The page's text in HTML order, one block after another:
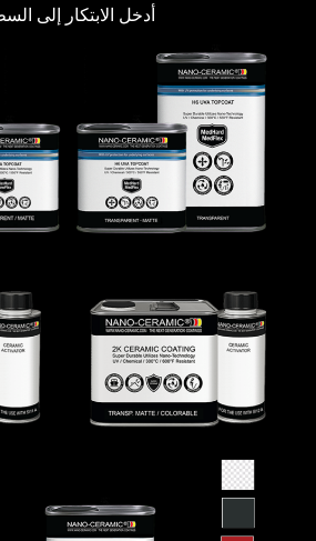
أدخل الابتكار إلى